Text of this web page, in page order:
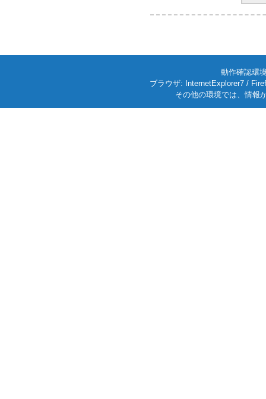
動作確認環
ブラウザ: InternetExplorer7 /
その他の環境では、情報